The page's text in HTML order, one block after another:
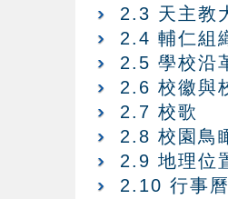
2.3 天主教
2.4 輔仁組
2.5 學校沿
2.6 校徽與
2.7 校歌
2.8 校園鳥
2.9 地理位
2.10 行事